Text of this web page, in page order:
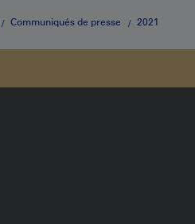
Communiqués de presse 2021